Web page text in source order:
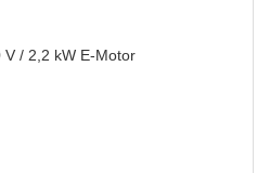
/ 2,2 kW E-Motor